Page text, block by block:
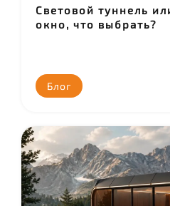
Световой туннель
окно, что выбрать?
Блог